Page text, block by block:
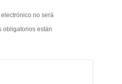
no será
obligatorios están